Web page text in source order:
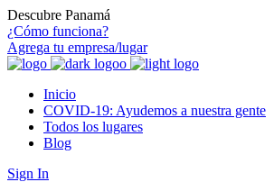
Descubre Panamá
¿Cómo funciona?
Agrega tu empresa/lugar
Inicio
COVID-19: Ayudemos a nuestra gente
Todos los lugares
Blog
Sign In